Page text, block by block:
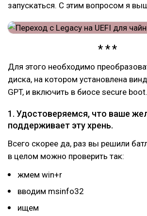
запускаться. С этим вопросом я
Для этого необходимо
диска, на котором установлена
GPT, и включить в биосе secure
1. Удостоверяемся, что ваше
поддерживает эту хрень.
Всего скорее да, раз вы решили
в целом можно проверить так:
жмем win+r
вводим msinfo32
ищем